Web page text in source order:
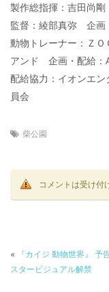
製作総指揮：吉田尚
監督：綾部真弥 企画
動物トレーナー：Ｚ
アンド 企画・配給：
配給協力：イオンエ
員会
柴公園
コメントは受け付
«
『カイジ 動物世界』 予
スタービジュアル解禁